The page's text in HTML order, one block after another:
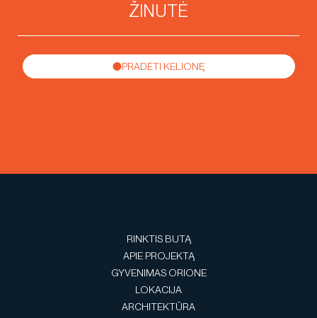
PRADĖTI KELIONĘ
RINKTIS BUTĄ
APIE PROJEKTĄ
GYVENIMAS ORIONE
LOKACIJA
ARCHITEKTŪRA